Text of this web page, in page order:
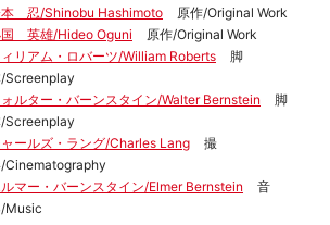
忍/Shinobu Hashimoto
原作/Original Work
英雄/Hideo Oguni
原作/Original Work
リアム・ロバーツ/William Roberts
脚
Screenplay
ルター・バーンスタイン/Walter Bernstein
脚
Screenplay
ールズ・ラング/Charles Lang
撮
Cinematography
マー・バーンスタイン/Elmer Bernstein
音
Music